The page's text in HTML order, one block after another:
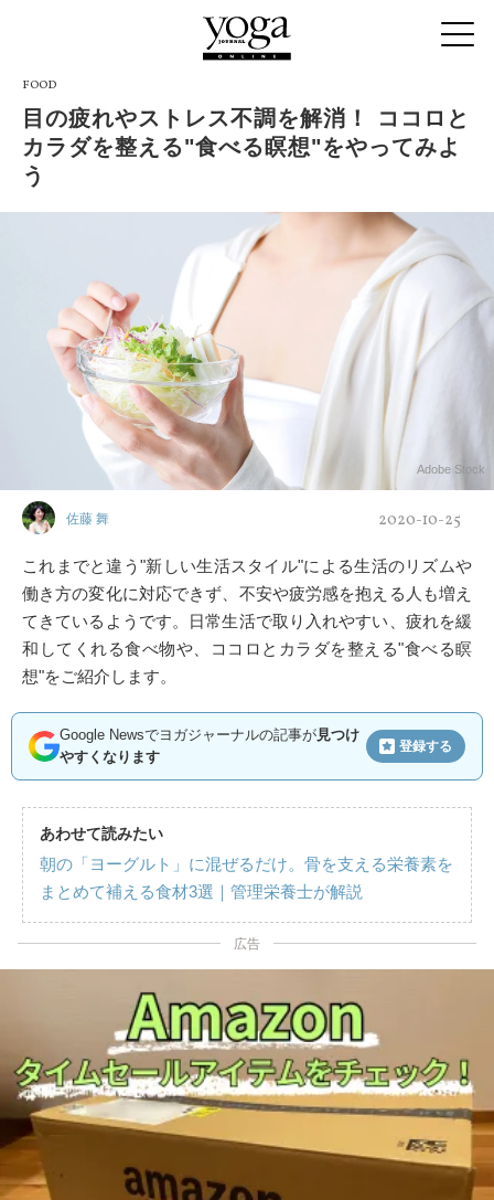
FOOD
目の疲れやストレス不調を解消！ ココロと
カラダを整える"食べる瞑想"をやってみよ
う
Adobe Stock
佐藤 舞 2020-10-25
これまでと違う"新しい生活スタイル"による生活のリズムや
働き方の変化に対応できず、不安や疲労感を抱える人も増え
てきているようです。日常生活で取り入れやすい、疲れを緩
和してくれる食べ物や、ココロとカラダを整える"食べる瞑
想"をご紹介します。
Google Newsでヨガジャーナルの記事が見つけ
やすくなります
登録する
あわせて読みたい
朝の「ヨーグルト」に混ぜるだけ。骨を支える栄養素を
まとめて補える食材3選｜管理栄養士が解説
広告